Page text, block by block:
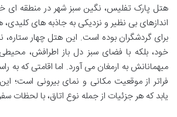
هتل پارک تفلیس، نگین سبز شهر در منطقه
اندازهای بی نظیر و نزدیکی به جاذبه های
برای گردشگران بوده است. این هتل چهار ستاره،
خود، بلکه با فضای سبز دل باز اطرافش،
میهمانانش به ارمغان می آورد. اما اقامتی که به
فراتر از موقعیت مکانی و نمای بیرونی است؛
یابد که هر جزئیات از جمله نوع اتاق، با لحظات